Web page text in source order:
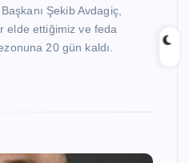
Şekib Avdagiç,
elde ettiğimiz ve feda
20 gün kaldı.